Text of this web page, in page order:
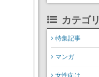
カテゴリ
特集記事
マンガ
女性向け